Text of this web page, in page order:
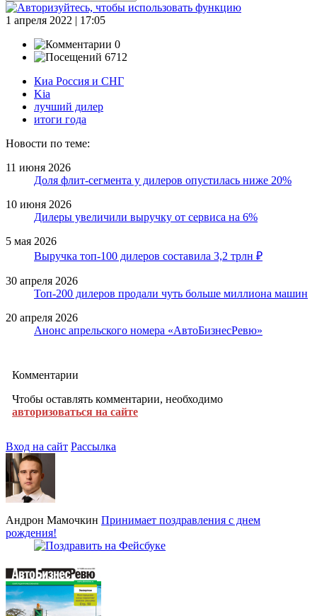
1 апреля 2022 | 17:05
0
6712
Киа Россия и СНГ
Kia
лучший дилер
итоги года
Новости по теме:
11 июня 2026
Доля флит-сегмента у дилеров опустилась ниже 20%
10 июня 2026
Дилеры увеличили выручку от сервиса на 6%
5 мая 2026
Выручка топ-100 дилеров составила 3,2 трлн ₽
30 апреля 2026
Топ-200 дилеров продали чуть больше миллиона машин
20 апреля 2026
Анонс апрельского номера «АвтоБизнесРевю»
Комментарии
Чтобы оставлять комментарии, необходимо
авторизоваться на сайте
Вход на сайт Рассылка
Андрон Мамочкин Принимает поздравления с днем
рождения!